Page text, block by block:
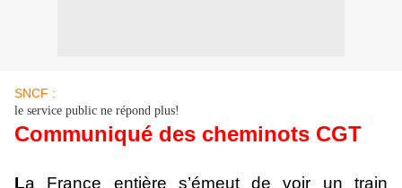
SNCF :
le service public ne répond plus!
Communiqué des cheminots CGT
La France entière s’émeut de voir un train